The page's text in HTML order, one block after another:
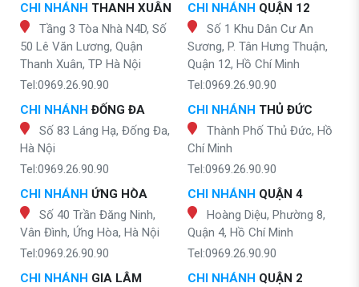
CHI NHÁNH THANH XUÂN
Tầng 3 Tòa Nhà N4D, Số
50 Lê Văn Lương, Quận
Thanh Xuân, TP Hà Nội
Tel:0969.26.90.90
CHI NHÁNH ĐỐNG ĐA
Số 83 Láng Hạ, Đống Đa,
Hà Nội
Tel:0969.26.90.90
CHI NHÁNH ỨNG HÒA
Số 40 Trần Đăng Ninh,
Vân Đình, Ứng Hòa, Hà Nội
Tel:0969.26.90.90
CHI NHÁNH GIA LÂM
CHI NHÁNH QUẬN 12
Số 1 Khu Dân Cư An
Sương, P. Tân Hưng Thuận,
Quận 12, Hồ Chí Minh
Tel:0969.26.90.90
CHI NHÁNH THỦ ĐỨC
Thành Phố Thủ Đức, Hồ
Chí Minh
Tel:0969.26.90.90
CHI NHÁNH QUẬN 4
Hoàng Diệu, Phường 8,
Quận 4, Hồ Chí Minh
Tel:0969.26.90.90
CHI NHÁNH QUẬN 2